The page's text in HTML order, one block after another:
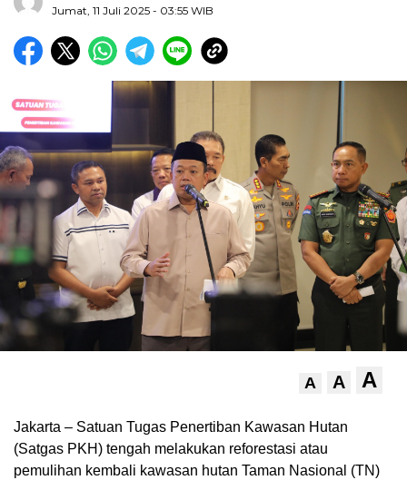
Jumat, 11 Juli 2025 - 03:55 WIB
A A A
Jakarta – Satuan Tugas Penertiban Kawasan Hutan
(Satgas PKH) tengah melakukan reforestasi atau
pemulihan kembali kawasan hutan Taman Nasional (TN)